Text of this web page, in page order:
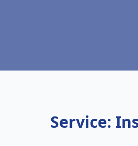
Service: